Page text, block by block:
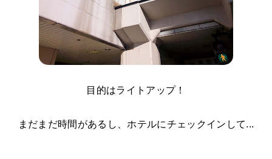
目的はライトアップ！
まだまだ時間があるし、ホテルにチェックインして...